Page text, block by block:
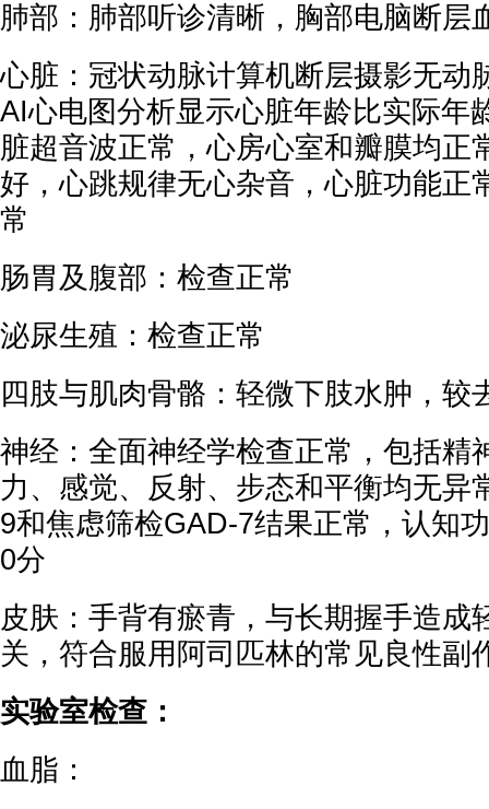
肺部：肺部听诊清晰，胸部电脑断层
心脏：冠状动脉计算机断层摄影无动
AI心电图分析显示心脏年龄比实际年
脏超音波正常，心房心室和瓣膜均正
好，心跳规律无心杂音，心脏功能正
常
肠胃及腹部：检查正常
泌尿生殖：检查正常
四肢与肌肉骨骼：轻微下肢水肿，较
神经：全面神经学检查正常，包括精
力、感觉、反射、步态和平衡均无异
9和焦虑筛检GAD-7结果正常，认知
0分
皮肤：手背有瘀青，与长期握手造成
关，符合服用阿司匹林的常见良性副
实验室检查：
血脂：